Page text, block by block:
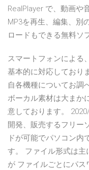
RealPlayer で、動画や
MP3を再生、編集、別
ロードもできる無料ソ
スマートフォンによる
基本的に対応しており
自各機種についてお調
ボーカル素材は大まか
意しております。
開発、販売するフリー
ドが可能でパソコン内
す。 ファイル形式は主
が ファイルごとにパス